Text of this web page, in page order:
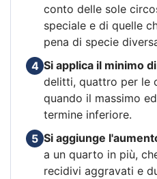
conto delle sole
speciale e di quelle
pena di specie
4 Si applica il minimo
delitti, quattro per le
quando il massimo
termine inferiore.
5 Si aggiunge
a un quarto in più,
recidivi aggravati e